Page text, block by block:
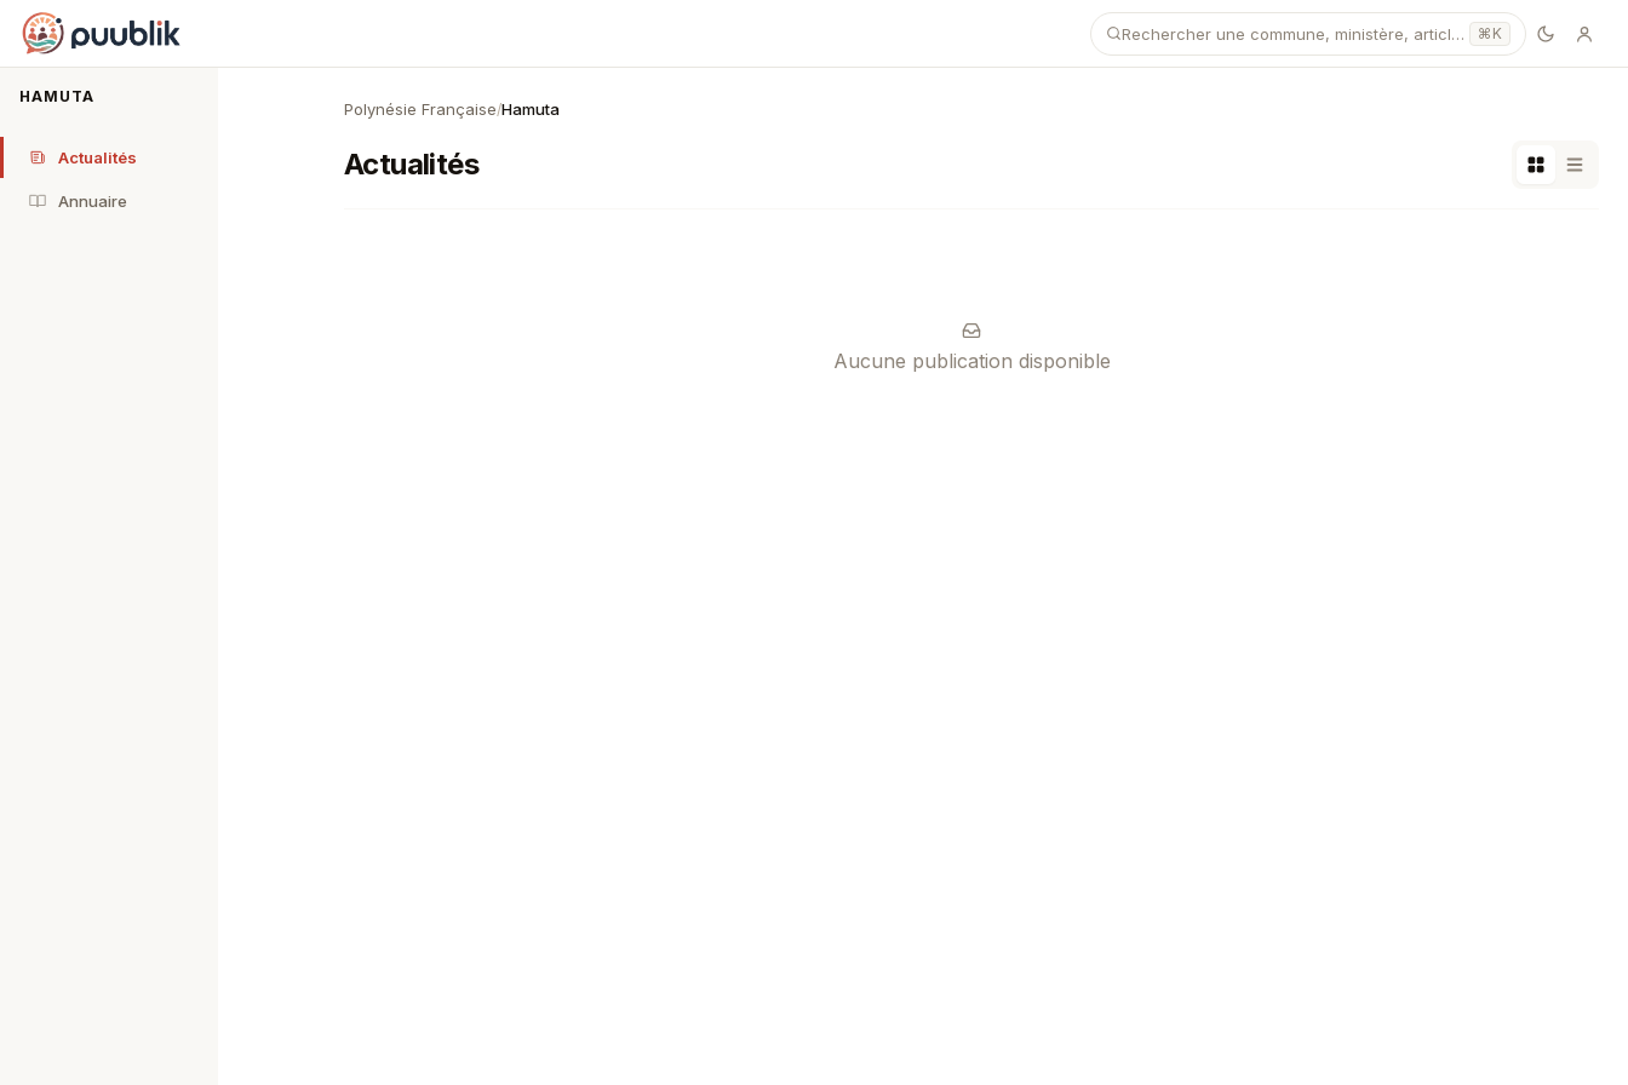
Puublik
Rechercher une commune, ministère, article… ⌘K
HAMUTA
Actualités
Annuaire
Polynésie Française/Hamuta
Actualités
Aucune publication disponible